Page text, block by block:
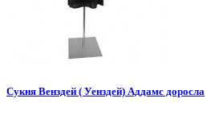
Сукня Венздей ( Уенздей) Аддамс доросла